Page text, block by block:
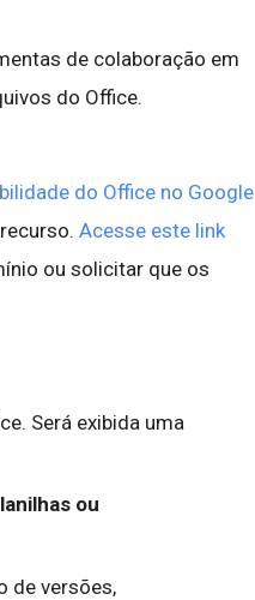
de colaboração em
do Office.
do Office no Google
Acesse este link
ou solicitar que os
Será exibida uma
ou
de versões,